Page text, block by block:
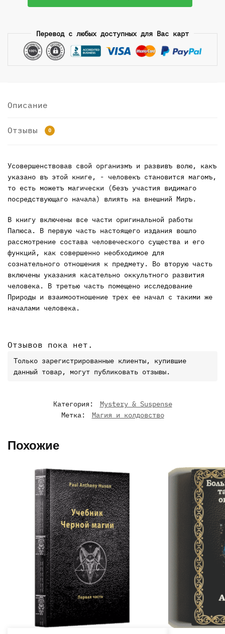
Практическая
Перевод с любых доступных для Вас карт
Описание
Отзывы 0
Усовершенствовав свой организмъ и развивъ волю, какъ
указано въ этой книге, - человекъ стано­вится магомъ,
то есть можетъ магически (безъ уча­стия видимаго
посредствующаго начала) влиять на внешний Миръ.
В книгу включены все части оригинальной работы
Папюса. В первую часть настоящего издания вошло
рассмотрение состава человеческого существа и его
функций, как совершенно необходимое для
сознательного отношения к предмету. Во вторую часть
включены указания касательно оккультного развития
человека. В третью часть помещено исследование
Природы и взаимоотношение трех ее начал с такими же
началами человека.
Отзывов пока нет.
Только зарегистрированные клиенты, купившие
данный товар, могут публиковать отзывы.
Категория:
Mystery & Suspense
Метка:
Магия и колдовство
Похожие